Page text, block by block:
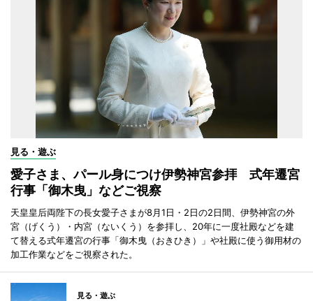
見る・遊ぶ
愛子さま、パール身につけ伊勢神宮参拝 式年遷宮
行事「御木曳」などご視察
天皇皇后両陛下の長女愛子さまが8月1日・2日の2日間、伊勢神宮の外
宮（げくう）・内宮（ないくう）を参拝し、20年に一度社殿などを建
て替える式年遷宮の行事「御木曳（おきひき）」や社殿に使う御用材の
加工作業などをご視察された。
見る・遊ぶ